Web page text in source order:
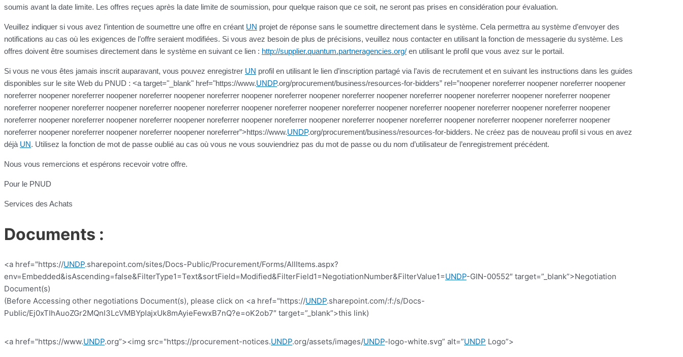
soumis avant la date limite. Les offres reçues après la date limite de soumission, pour quelque raison que ce soit, ne seront pas prises en considération pour évaluation.
Veuillez indiquer si vous avez l’intention de soumettre une offre en créant UN projet de réponse sans le soumettre directement dans le système. Cela permettra au système d’envoyer des
notifications au cas où les exigences de l’offre seraient modifiées. Si vous avez besoin de plus de précisions, veuillez nous contacter en utilisant la fonction de messagerie du système. Les
offres doivent être soumises directement dans le système en suivant ce lien : http://supplier.quantum.partneragencies.org/ en utilisant le profil que vous avez sur le portail.
Si vous ne vous êtes jamais inscrit auparavant, vous pouvez enregistrer UN profil en utilisant le lien d’inscription partagé via l’avis de recrutement et en suivant les instructions dans les guides
disponibles sur le site Web du PNUD : <a target="_blank" href="https://www.UNDP.org/procurement/business/resources-for-bidders” rel=”noopener noreferrer noopener noreferrer noopener
noreferrer noopener noreferrer noopener noreferrer noopener noreferrer noopener noreferrer noopener noreferrer noopener noreferrer noopener noreferrer noopener noreferrer noopener
noreferrer noopener noreferrer noopener noreferrer noopener noreferrer noopener noreferrer noopener noreferrer noopener noreferrer noopener noreferrer noopener noreferrer noopener
noreferrer noopener noreferrer noopener noreferrer noopener noreferrer noopener noreferrer noopener noreferrer noopener noreferrer noopener noreferrer noopener noreferrer noopener
noreferrer noopener noreferrer noopener noreferrer noopener noreferrer”>https://www.UNDP.org/procurement/business/resources-for-bidders. Ne créez pas de nouveau profil si vous en avez
déjà UN. Utilisez la fonction de mot de passe oublié au cas où vous ne vous souviendriez pas du mot de passe ou du nom d’utilisateur de l’enregistrement précédent.
Nous vous remercions et espérons recevoir votre offre.
Pour le PNUD
Services des Achats
Documents :
<a href="https://UNDP.sharepoint.com/sites/Docs-Public/Procurement/Forms/AllItems.aspx?
env=Embedded&isAscending=false&FilterType1=Text&sortField=Modified&FilterField1=NegotiationNumber&FilterValue1=UNDP-GIN-00552″ target=”_blank”>Negotiation
Document(s)
(Before Accessing other negotiations Document(s), please click on <a href="https://UNDP.sharepoint.com/:f:/s/Docs-
Public/Ej0xTIhAuoZGr2MQnl3LcVMBYpIajxUk8mAyieFewxB7nQ?e=oK2ob7″ target=”_blank”>this link)
<a href="https://www.UNDP.org”><img src="https://procurement-notices.UNDP.org/assets/images/UNDP-logo-white.svg” alt=”UNDP Logo”>